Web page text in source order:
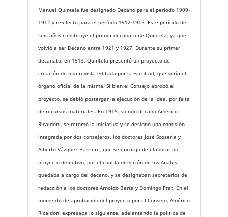
Manuel Quintela fue designado Decano para el período 1909-
1912 y re-electo para el período 1912-1915. Este período de
seis años constituye el primer decanato de Quintela, ya que
volvió a ser Decano entre 1921 y 1927. Durante su primer
decanato, en 1913, Quintela presentó un proyecto de
creación de una revista editada por la Facultad, que sería el
órgano oficial de la misma. Si bien el Consejo aprobó el
proyecto, se debió postergar la ejecución de la idea, por falta
de recursos materiales. En 1915, siendo decano Américo
Ricaldoni, se retomó la iniciativa y se designó una comisión
integrada por dos consejeros, los doctores José Scoseria y
Alberto Vázquez Barriere, que se encargó de elaborar un
proyecto definitivo, por el cual la dirección de los Anales
quedaba a cargo del decano, y se designaban secretarios de
redacción a los doctores Arnoldo Berta y Domingo Prat. En el
momento de aprobación del proyecto por el Consejo, Américo
Ricaldoni expresaba lo siguiente, adelantando la política de